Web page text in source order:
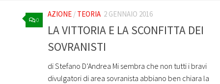
0
AZIONE / TEORIA 2 GENNAIO 2016
LA VITTORIA E LA SCONFITTA DEI
SOVRANISTI
di Stefano D’Andrea Mi sembra che non tutti i bravi
divulgatori di area sovranista abbiano ben chiara la